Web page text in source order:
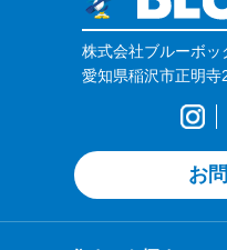
株式会社ブルーボッ
愛知県稲沢市正明寺
お